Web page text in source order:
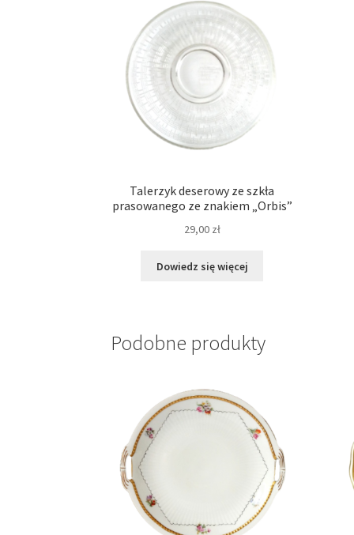
Talerzyk deserowy ze szkła
prasowanego ze znakiem „Orbis”
29,00 zł
Dowiedz się więcej
Podobne produkty